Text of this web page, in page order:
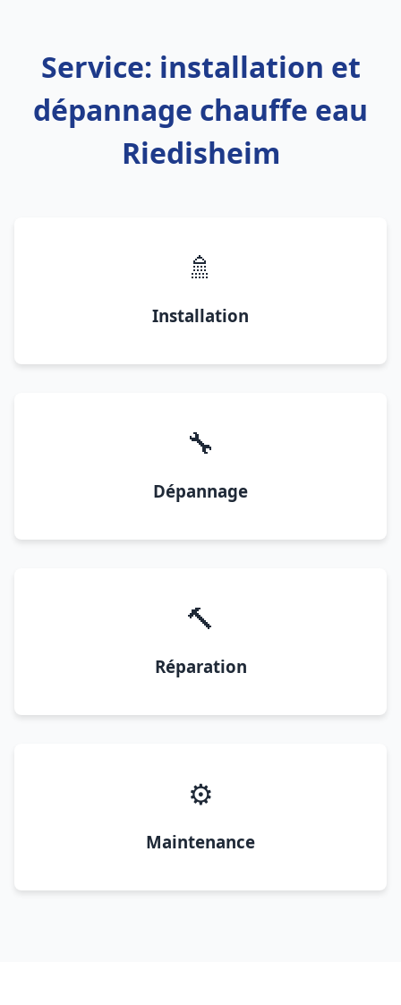
Service: installation et
dépannage chauffe eau
Riedisheim
🚿
Installation
🔧
Dépannage
🔨
Réparation
⚙️
Maintenance